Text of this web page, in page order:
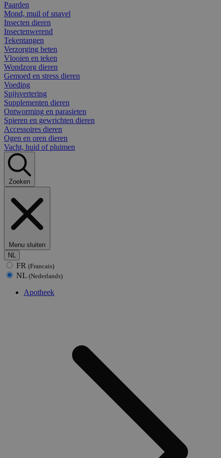
Paarden
Mond, muil of snavel
Insecten dieren
Insectenwerend
Tekentangen
Verzorging beten
Vlooien en teken
Wondzorg dieren
Gemoed en stress dieren
Voeding
Spijsvertering
Supplementen dieren
Ontworming en parasieten
Spieren en gewrichten dieren
Accessoires dieren
Ogen en oren dieren
Vacht, huid of pluimen
Zoeken
Menu sluiten
NL
FR (Francais)
NL (Nederlands)
Apotheek